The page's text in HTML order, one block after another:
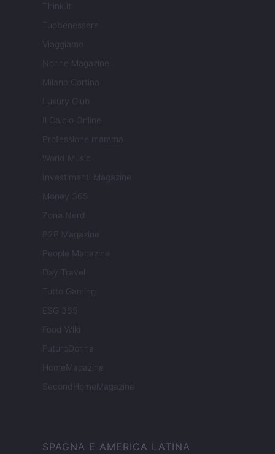
Think.it
Tuobenessere
Viaggiamo
Nonne Magazine
Milano Cortina
Luxury Club
Il Calcio Online
Professione mamma
World Music
Investimenti Magazine
Money 365
Zona Nerd
B2B Magazine
People Magazine
Day Travel
Tutto Gaming
ESG 365
Food Wiki
FuturoDonna
HomeMagazine
SecondHomeMagazine
SPAGNA E AMERICA LATINA